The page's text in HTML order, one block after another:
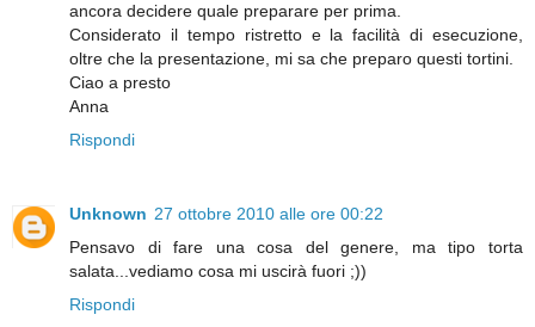
ancora decidere quale preparare per prima.
Considerato il tempo ristretto e la facilità di esecuzione,
oltre che la presentazione, mi sa che preparo questi tortini.
Ciao a presto
Anna
Rispondi
Unknown 27 ottobre 2010 alle ore 00:22
Pensavo di fare una cosa del genere, ma tipo torta
salata...vediamo cosa mi uscirà fuori ;))
Rispondi